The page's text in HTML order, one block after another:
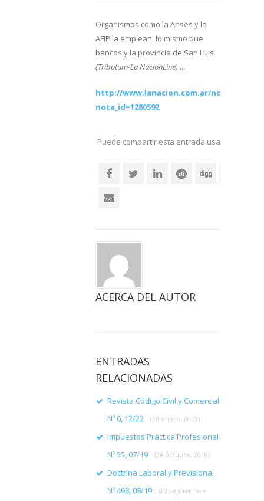
Organismos como la Anses y la
AFIP la emplean, lo mismo que
bancos y la provincia de San Luis
(Tributum-La NacionLine) ...
http://www.lanacion.com.ar/nota.asp?
nota_id=1280592
Puede compartir esta entrada usando sus
ACERCA DEL AUTOR
ENTRADAS
RELACIONADAS
Revista Código Civil y Comercial
Nº 6, 12/22
(16 enero, 2023)
Impuestos Práctica Profesional
Nº 55, 07/19
(29 octubre, 2019)
Doctrina Laboral y Previsional
Nº 408, 08/19
(20 septiembre,